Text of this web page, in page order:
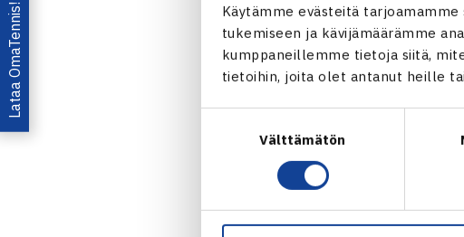
Käytämme evästeitä
tukemiseen ja kävijämäärämme
kumppaneillemme tietoja siitä,
tietoihin, joita olet antanut heille
Välttämätön
Jaa:
Lataa OmaTennis!